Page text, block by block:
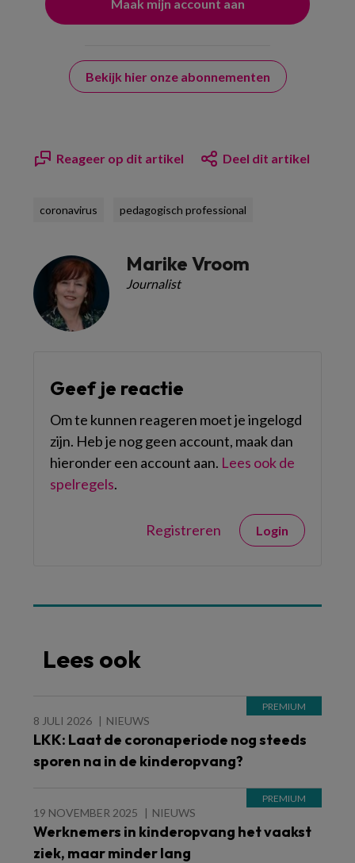
Bekijk hier onze abonnementen
Reageer op dit artikel Deel dit artikel
coronavirus pedagogisch professional
Marike Vroom
Journalist
Geef je reactie
Om te kunnen reageren moet je ingelogd
zijn. Heb je nog geen account, maak dan
hieronder een account aan. Lees ook de
spelregels.
Registreren Login
Lees ook
8 JULI 2026 NIEUWS
LKK: Laat de coronaperiode nog steeds
sporen na in de kinderopvang?
19 NOVEMBER 2025 NIEUWS
Werknemers in kinderopvang het vaakst
ziek, maar minder lang